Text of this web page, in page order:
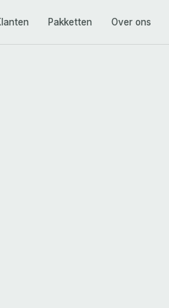
Pakketten Over ons